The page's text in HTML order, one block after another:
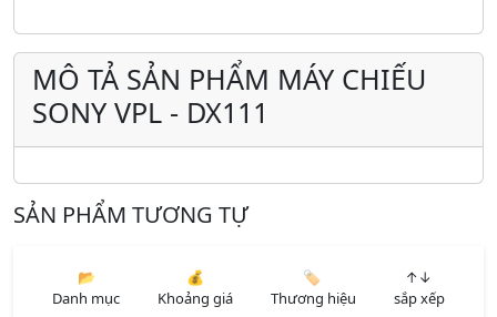
MÔ TẢ SẢN PHẨM MÁY CHIẾU
SONY VPL - DX111
SẢN PHẨM TƯƠNG TỰ
📂
Danh mục
💰
Khoảng giá
🏷️
Thương hiệu
↑↓
sắp xếp